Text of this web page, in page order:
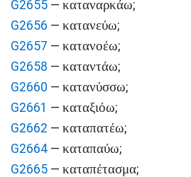
G2655 — καταναρκάω;
G2656 — κατανεύω;
G2657 — κατανοέω;
G2658 — καταντάω;
G2660 — κατανύσσω;
G2661 — καταξιόω;
G2662 — καταπατέω;
G2664 — καταπαύω;
G2665 — καταπέτασμα;